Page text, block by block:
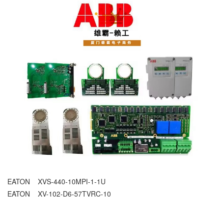
EATON XVS-440-10MPI-1-1U
EATON XV-102-D6-57TVRC-10